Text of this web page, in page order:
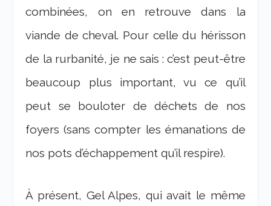
combinées, on en retrouve dans la
viande de cheval. Pour celle du hérisson
de la rurbanité, je ne sais : c’est peut-être
beaucoup plus important, vu ce qu’il
peut se bouloter de déchets de nos
foyers (sans compter les émanations de
nos pots d’échappement qu’il respire).
À présent, Gel Alpes, qui avait le même